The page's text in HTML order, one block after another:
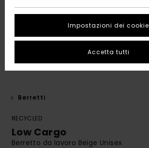
Berretti
RECYCLED
Low Cargo
Berretto da lavoro Beige Unisex
Impostazioni dei cookie
Accetta tutti